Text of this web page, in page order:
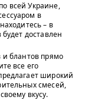
всей Украине,
в
– в
доставлен
и блантов прямо
все его
широкий
смесей,
вкусу.